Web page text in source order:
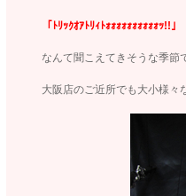
「ﾄﾘｯｸｵｱﾄﾘｨﾄｫｫｫｫｫｫｫｫｫｫｯ!!」
なんて聞こえてきそうな季節
大阪店のご近所でも大小様々